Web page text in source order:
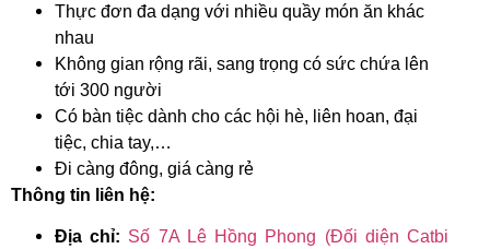
Thực đơn đa dạng với nhiều quầy món ăn khác
nhau
Không gian rộng rãi, sang trọng có sức chứa lên
tới 300 người
Có bàn tiệc dành cho các hội hè, liên hoan, đại
tiệc, chia tay,…
Đi càng đông, giá càng rẻ
Thông tin liên hệ:
Địa chỉ: Số 7A Lê Hồng Phong (Đối diện Catbi